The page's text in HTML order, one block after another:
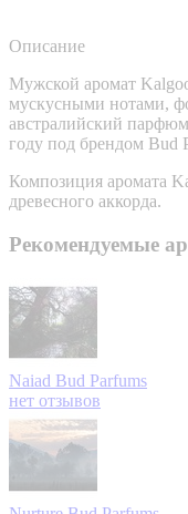
Описание
Мужской аромат
мускусными нотами,
австралийский
году под брендом Bud
Композиция аромата
древесного аккорда.
Рекомендуемые
Naiad Bud Parfums
нет отзывов